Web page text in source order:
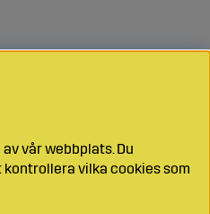
vår webbplats. Du
vilka cookies som